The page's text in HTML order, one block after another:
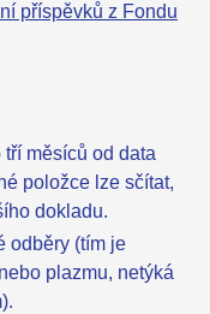
příspěvků z Fondu
měsíců od data
položce lze sčítat,
dokladu.
odběry (tím je
plazmu, netýká